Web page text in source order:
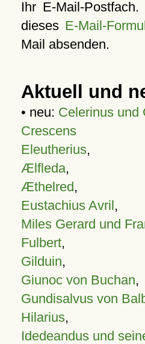
Ihr E-Mail-
dieses E-Mail-
Mail absenden.
Aktuell und
• neu: Celerinus und
Crescens
Eleutherius,
Ælfleda,
Æthelred,
Eustachius Avril,
Miles Gerard und
Fulbert,
Gilduin,
Giunoc von Buchan,
Gundisalvus von
Hilarius,
Idedeandus und